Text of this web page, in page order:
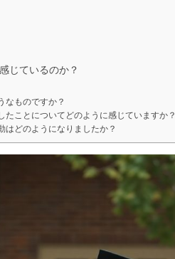
じているのか？
なものですか？
たことについてどのように感じていますか？
はどのようになりましたか？